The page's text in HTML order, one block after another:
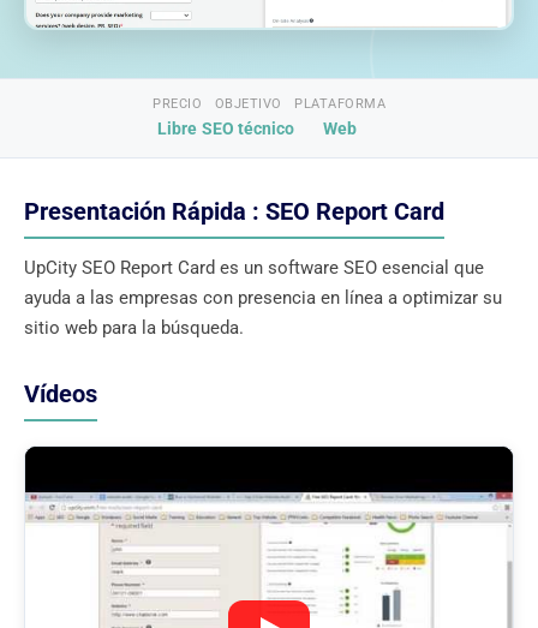
PRECIO
Libre
OBJETIVO
SEO técnico
PLATAFORMA
Web
Presentación Rápida : SEO Report Card
UpCity SEO Report Card es un software SEO esencial que
ayuda a las empresas con presencia en línea a optimizar su
sitio web para la búsqueda.
Vídeos